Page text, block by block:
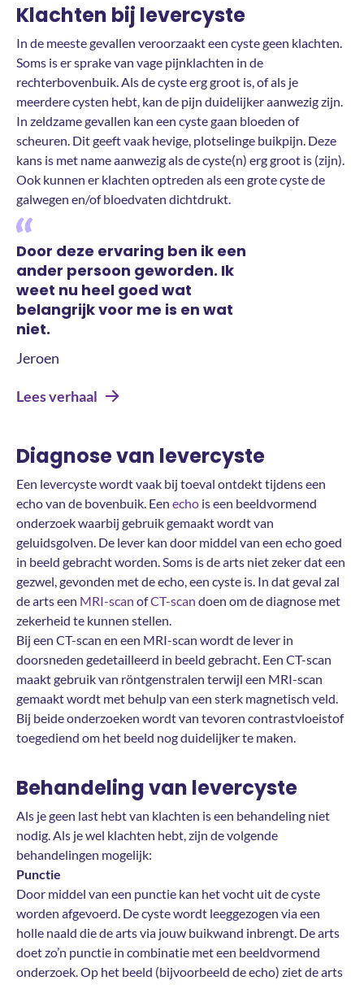
Klachten bij levercyste
In de meeste gevallen veroorzaakt een cyste geen klachten.
Soms is er sprake van vage pijnklachten in de
rechterbovenbuik. Als de cyste erg groot is, of als je
meerdere cysten hebt, kan de pijn duidelijker aanwezig zijn.
In zeldzame gevallen kan een cyste gaan bloeden of
scheuren. Dit geeft vaak hevige, plotselinge buikpijn. Deze
kans is met name aanwezig als de cyste(n) erg groot is (zijn).
Ook kunnen er klachten optreden als een grote cyste de
galwegen en/of bloedvaten dichtdrukt.
Door deze ervaring ben ik een
ander persoon geworden. Ik
weet nu heel goed wat
belangrijk voor me is en wat
niet.
Jeroen
Lees verhaal
Diagnose van levercyste
Een levercyste wordt vaak bij toeval ontdekt tijdens een
echo van de bovenbuik. Een echo is een beeldvormend
onderzoek waarbij gebruik gemaakt wordt van
geluidsgolven. De lever kan door middel van een echo goed
in beeld gebracht worden. Soms is de arts niet zeker dat een
gezwel, gevonden met de echo, een cyste is. In dat geval zal
de arts een MRI-scan ofCT-scan doen om de diagnose met
zekerheid te kunnen stellen.
Bij een CT-scan en een MRI-scan wordt de lever in
doorsneden gedetailleerd in beeld gebracht. Een CT-scan
maakt gebruik van röntgenstralen terwijl een MRI-scan
gemaakt wordt met behulp van een sterk magnetisch veld.
Bij beide onderzoeken wordt van tevoren contrastvloeistof
toegediend om het beeld nog duidelijker te maken.
Behandeling van levercyste
Als je geen last hebt van klachten is een behandeling niet
nodig. Als je wel klachten hebt, zijn de volgende
behandelingen mogelijk:
Punctie
Door middel van een punctie kan het vocht uit de cyste
worden afgevoerd. De cyste wordt leeggezogen via een
holle naald die de arts via jouw buikwand inbrengt. De arts
doet zo’n punctie in combinatie met een beeldvormend
onderzoek. Op het beeld (bijvoorbeeld de echo) ziet de arts